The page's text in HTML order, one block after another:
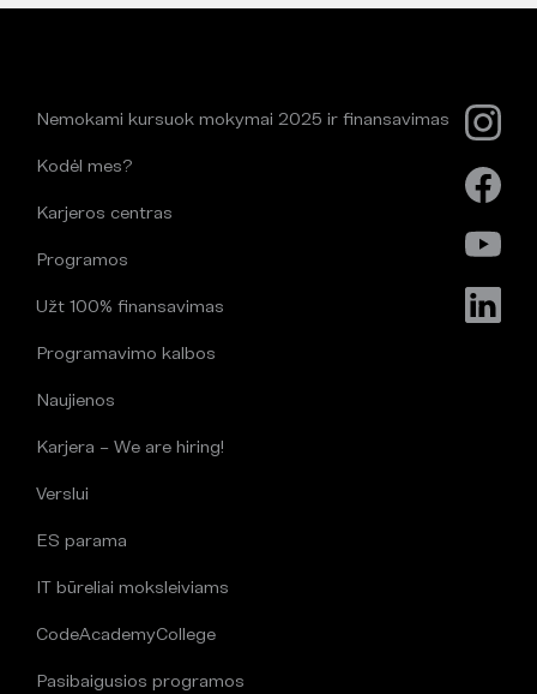
Nemokami kursuok mokymai 2025 ir finansavimas
Kodėl mes?
Karjeros centras
Programos
Užt 100% finansavimas
Programavimo kalbos
Naujienos
Karjera – We are hiring!
Verslui
ES parama
IT būreliai moksleiviams
CodeAcademyCollege
Pasibaigusios programos